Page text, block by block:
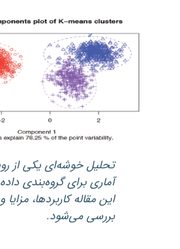
تحلیل خوشه‌ای یکی از
آماری برای گروه‌بندی
این مقاله کاربردها،
بررسی می‌شود.